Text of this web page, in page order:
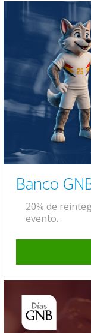
Banco
20% de
evento.